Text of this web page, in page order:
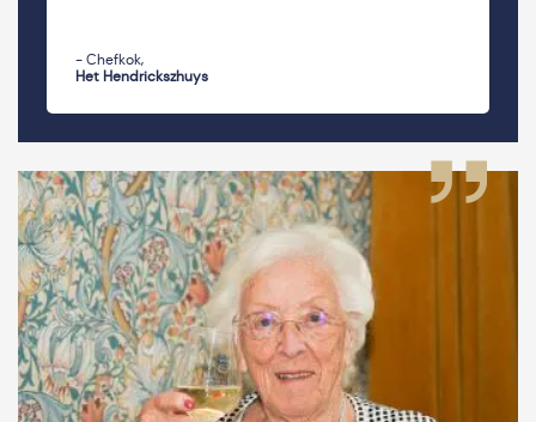
- Chefkok,
Het Hendrickszhuys